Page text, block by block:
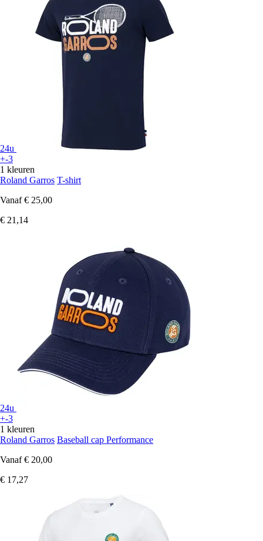
24u
+-3
1 kleuren
Roland Garros T-shirt
Vanaf € 25,00
€ 21,14
24u
+-3
1 kleuren
Roland Garros Baseball cap Performance
Vanaf € 20,00
€ 17,27